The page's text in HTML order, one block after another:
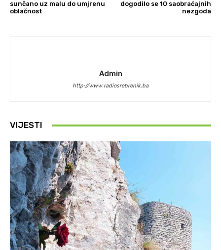
sunčano uz malu do umjrenu
oblačnost
dogodilo se 10 saobraćajnih
nezgoda
Admin
http://www.radiosrebrenik.ba
VIJESTI